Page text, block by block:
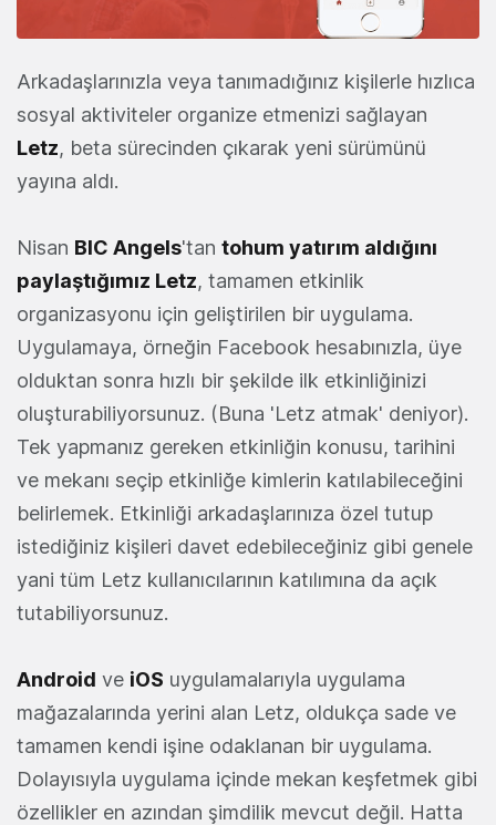
Arkadaşlarınızla veya tanımadığınız kişilerle hızlıca
sosyal aktiviteler organize etmenizi sağlayan
Letz, beta sürecinden çıkarak yeni sürümünü
yayına aldı.
Nisan BIC Angels'tan tohum yatırım aldığını
paylaştığımız Letz, tamamen etkinlik
organizasyonu için geliştirilen bir uygulama.
Uygulamaya, örneğin Facebook hesabınızla, üye
olduktan sonra hızlı bir şekilde ilk etkinliğinizi
oluşturabiliyorsunuz. (Buna 'Letz atmak' deniyor).
Tek yapmanız gereken etkinliğin konusu, tarihini
ve mekanı seçip etkinliğe kimlerin katılabileceğini
belirlemek. Etkinliği arkadaşlarınıza özel tutup
istediğiniz kişileri davet edebileceğiniz gibi genele
yani tüm Letz kullanıcılarının katılımına da açık
tutabiliyorsunuz.
Android ve iOS uygulamalarıyla uygulama
mağazalarında yerini alan Letz, oldukça sade ve
tamamen kendi işine odaklanan bir uygulama.
Dolayısıyla uygulama içinde mekan keşfetmek gibi
özellikler en azından şimdilik mevcut değil. Hatta